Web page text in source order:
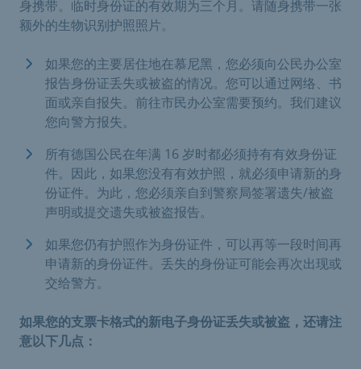
身携带。临时身份证的有效期为三个月。请随身携带一张
额外的生物识别护照照片。
如果您的主要居住地在慕尼黑，您必须向公民办公室
报告身份证丢失或被盗的情况。您可以通过网络、书
面或亲自报失。前往市民办公室需要预约。我们建议
您向警方报失。
所有德国公民在年满 16 岁时都必须持有有效身份证
件。因此，如果您没有有效护照，就必须申请新的身
份证件。为此，您必须亲自到警察局签署遗失/被盗
声明或提交遗失或被盗报告。
如果您仍有护照作为身份证件，可以再等一段时间再
申请新的身份证件。丢失的身份证可能会再次出现或
交给警方。
如果您的支票卡格式的新电子身份证丢失或被盗，还请注
意以下几点：